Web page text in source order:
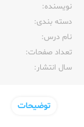
نویسنده:‌
دسته بندی:
نام درس:
تعداد صفحات:‌
سال انتشار:‌
توضیحات